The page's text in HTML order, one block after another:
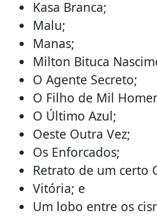
Kasa Branca;
Malu;
Manas;
Milton Bituca
O Agente Secreto;
O Filho de Mil
O Último Azul;
Oeste Outra Vez;
Os Enforcados;
Retrato de um certo
Vitória; e
Um lobo entre os